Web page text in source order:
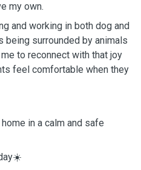
my own.
and working in both dog and
being surrounded by animals
to reconnect with that joy
feel comfortable when they
in a calm and safe